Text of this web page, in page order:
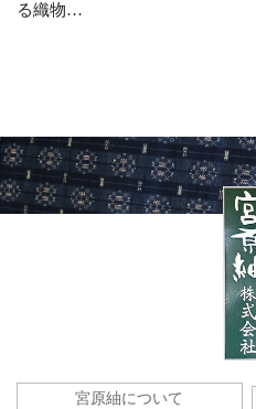
る織物…
宮原紬について